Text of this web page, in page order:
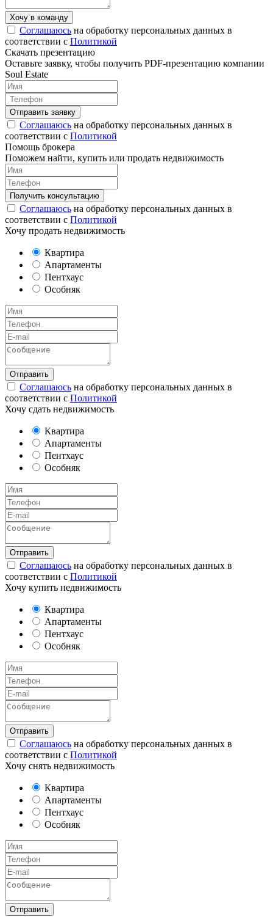
Соглашаюсь на обработку персональных данных в
соответствии с Политикой
Скачать презентацию
Оставьте заявку, чтобы получить PDF-презентацию компании
Soul Estate
Соглашаюсь на обработку персональных данных в
соответствии с Политикой
Помощь брокера
Поможем найти, купить или продать недвижимость
Соглашаюсь на обработку персональных данных в
соответствии с Политикой
Хочу продать недвижимость
Квартира
Апартаменты
Пентхаус
Особняк
Соглашаюсь на обработку персональных данных в
соответствии с Политикой
Хочу сдать недвижимость
Квартира
Апартаменты
Пентхаус
Особняк
Соглашаюсь на обработку персональных данных в
соответствии с Политикой
Хочу купить недвижимость
Квартира
Апартаменты
Пентхаус
Особняк
Соглашаюсь на обработку персональных данных в
соответствии с Политикой
Хочу снять недвижимость
Квартира
Апартаменты
Пентхаус
Особняк